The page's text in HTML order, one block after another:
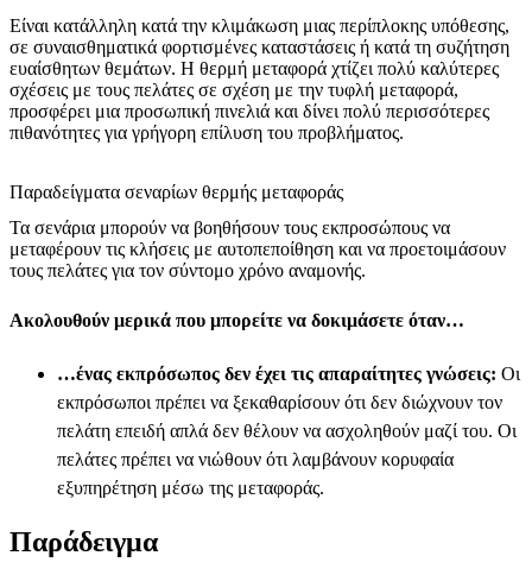
Είναι κατάλληλη κατά την κλιμάκωση μιας περίπλοκης υπόθεσης,
σε συναισθηματικά φορτισμένες καταστάσεις ή κατά τη συζήτηση
ευαίσθητων θεμάτων. Η θερμή μεταφορά χτίζει πολύ καλύτερες
σχέσεις με τους πελάτες σε σχέση με την τυφλή μεταφορά,
προσφέρει μια προσωπική πινελιά και δίνει πολύ περισσότερες
πιθανότητες για γρήγορη επίλυση του προβλήματος.
Παραδείγματα σεναρίων θερμής μεταφοράς
Τα σενάρια μπορούν να βοηθήσουν τους εκπροσώπους να
μεταφέρουν τις κλήσεις με αυτοπεποίθηση και να προετοιμάσουν
τους πελάτες για τον σύντομο χρόνο αναμονής.
Ακολουθούν μερικά που μπορείτε να δοκιμάσετε όταν…
…ένας εκπρόσωπος δεν έχει τις απαραίτητες γνώσεις: Οι
εκπρόσωποι πρέπει να ξεκαθαρίσουν ότι δεν διώχνουν τον
πελάτη επειδή απλά δεν θέλουν να ασχοληθούν μαζί του. Οι
πελάτες πρέπει να νιώθουν ότι λαμβάνουν κορυφαία
εξυπηρέτηση μέσω της μεταφοράς.
Παράδειγμα